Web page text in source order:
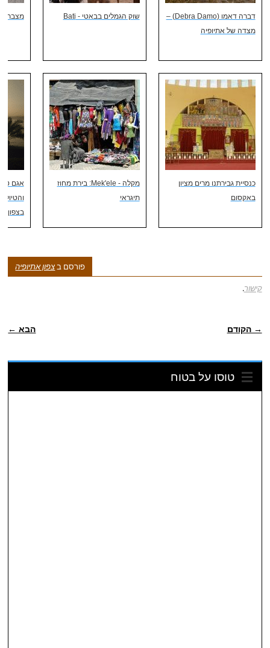
דברה דאמו (Debra Damo) –
מצדה של אתיופיה
שוק הגמלים בבאטי - Bati מצבת
כנסיית גבירתנו מרים מציון
באקסום
מקלה - Mek'ele: בירת מחוז
תיגראי
אגם
בצפון
פורסם בצפון אתיופיה
קישור.
→ הקודם הבא ←
טוסו על בטוח